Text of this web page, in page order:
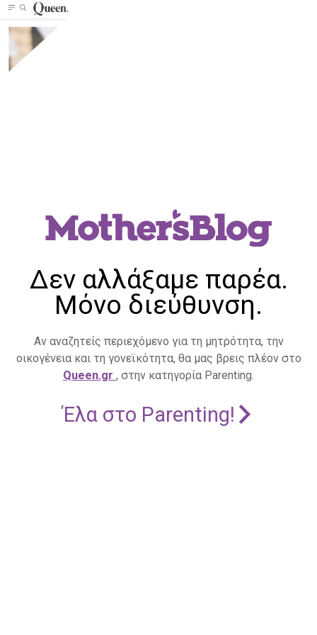
Δεν αλλάξαμε παρέα.
Μόνο διεύθυνση.
Αν αναζητείς περιεχόμενο για τη μητρότητα, την
οικογένεια και τη γονεϊκότητα, θα μας βρεις πλέον στο
Queen.gr , στην κατηγορία Parenting.
Έλα στο Parenting!